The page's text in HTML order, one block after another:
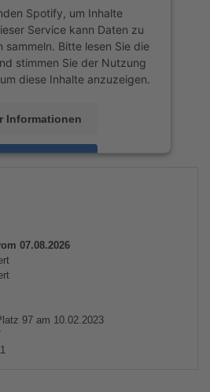
Spotify, um Inhalte
Service kann Daten zu
sammeln. Bitte lesen Sie die
stimmen Sie der Nutzung
diese Inhalte anzuzeigen.
Informationen
07.08.2026
97 am 10.02.2023